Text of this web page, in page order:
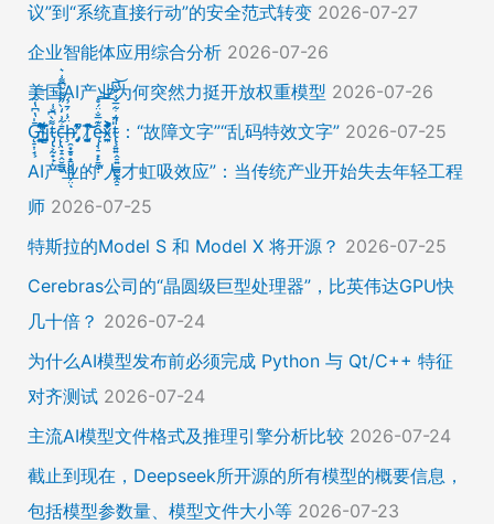
议”到“系统直接行动”的安全范式转变 2026-07-27
企业智能体应用综合分析 2026-07-26
美国AI产业为何突然力挺开放权重模型 2026-07-26
Ḡ̵̨̠͎̘͕̍̔͆̔͋͑͠ļ̸͍͈͉̞̊̑̃̉̔̍̾̈̚į̵̡̙̯͇̲̱̯̱̒͂͋̄t̴̡̢͕̰̟̙͌̀͆̐͑c̶̨̢̤̞̠̭̮̳̼̠̄͋͗̒̀̋͂͌̃͆͌͑͛ḩ̶̯͙̱̥̟̱̘͖̱̤͕̤̈́͑́̄̉́ͅ ̸̡̡̛̜̣̝̓̀͛̇̂̚T̸̗̞̰̪̤̭͙̹͆̽̌̀̾͝͝ę̴̡̣̠͙̙̱̼̬̣̑͊̅̐̈́̊͠͝͠x̴̪̫͎̓͗͐̃̄̐̀͋͛͐t̴̢̧͍͍̭̠͍̳͚̫̼̭̠̎̋͑͋̅̌͑̌̏͆͘̚͝：“故障文字”“乱码特效文字” 2026-07-25
AI产业的“人才虹吸效应”：当传统产业开始失去年轻工程
师 2026-07-25
特斯拉的Model S 和 Model X 将开源？ 2026-07-25
Cerebras公司的“晶圆级巨型处理器”，比英伟达GPU快
几十倍？ 2026-07-24
为什么AI模型发布前必须完成 Python 与 Qt/C++ 特征
对齐测试 2026-07-24
主流AI模型文件格式及推理引擎分析比较 2026-07-24
截止到现在，Deepseek所开源的所有模型的概要信息，
包括模型参数量、模型文件大小等 2026-07-23